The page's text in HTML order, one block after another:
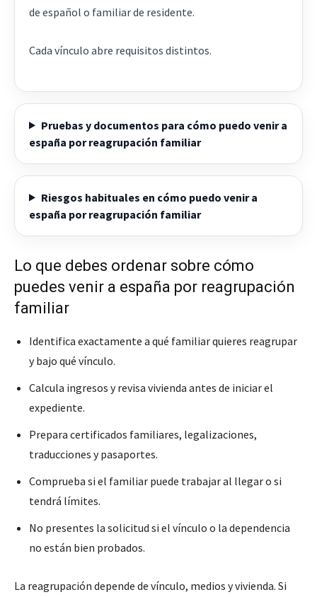
de español o familiar de residente.
Cada vínculo abre requisitos distintos.
Pruebas y documentos para cómo puedo venir a
españa por reagrupación familiar
Riesgos habituales en cómo puedo venir a
españa por reagrupación familiar
Lo que debes ordenar sobre cómo
puedes venir a españa por reagrupación
familiar
Identifica exactamente a qué familiar quieres reagrupar
y bajo qué vínculo.
Calcula ingresos y revisa vivienda antes de iniciar el
expediente.
Prepara certificados familiares, legalizaciones,
traducciones y pasaportes.
Comprueba si el familiar puede trabajar al llegar o si
tendrá límites.
No presentes la solicitud si el vínculo o la dependencia
no están bien probados.
La reagrupación depende de vínculo, medios y vivienda. Si